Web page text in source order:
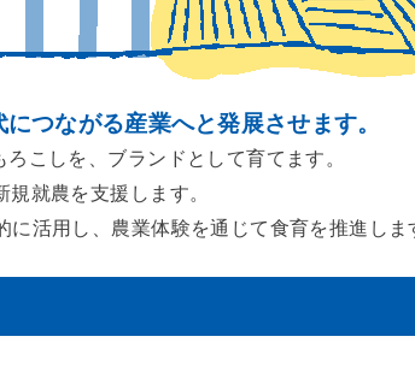
つながる産業へと発展させます。
こしを、ブランドとして育てます。
就農を支援します。
活用し、農業体験を通じて食育を推進しま